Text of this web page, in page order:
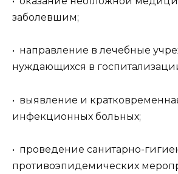
заболевшим;
• направление в лечебные
нуждающихся в
• выявление и
инфекционных больных;
• проведение санитарно-
противоэпидемических